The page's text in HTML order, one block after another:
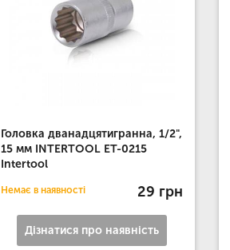
Головка дванадцятигранна, 1/2",
15 мм INTERTOOL ET-0215
Intertool
Немає в наявності 29 грн
Дізнатися про наявність